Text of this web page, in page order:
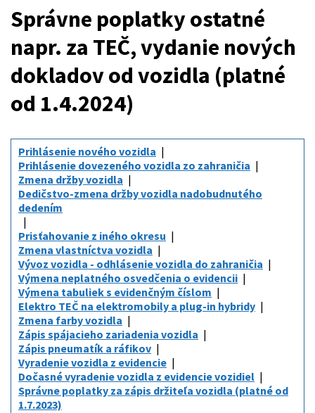
Správne poplatky ostatné
napr. za TEČ, vydanie nových
dokladov od vozidla (platné
od 1.4.2024)
Prihlásenie nového vozidla
Prihlásenie dovezeného vozidla zo zahraničia
Zmena držby vozidla
Dedičstvo-zmena držby vozidla nadobudnutého
dedením
Prisťahovanie z iného okresu
Zmena vlastníctva vozidla
Vývoz vozidla - odhlásenie vozidla do zahraničia
Výmena neplatného osvedčenia o evidencii
Výmena tabuliek s evidenčným číslom
Elektro TEČ na elektromobily a plug-in hybridy
Zmena farby vozidla
Zápis spájacieho zariadenia vozidla
Zápis pneumatík a ráfikov
Vyradenie vozidla z evidencie
Dočasné vyradenie vozidla z evidencie vozidiel
Správne poplatky za zápis držiteľa vozidla (platné od
1.7.2023)